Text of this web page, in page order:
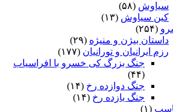
سیاوش (۵۸)
کین سیاوش (۱۳)
(۲۵۴)
داستان بیژن و منیژه (۲۹)
رزم ایرانیان و تورانیان (۱۷۷)
جنگ بزرگ کی خسرو با افراسیاب
(۴۴)
جنگ دوازده رخ (۱۴)
جنگ یازده رخ (۱۴)
(۱)